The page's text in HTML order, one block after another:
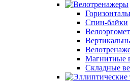
Спин-байки
Магнитные
Складные